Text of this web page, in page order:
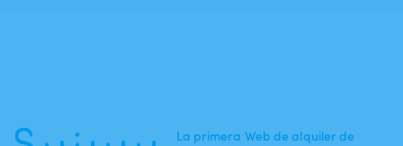
La primera Web de alquiler de